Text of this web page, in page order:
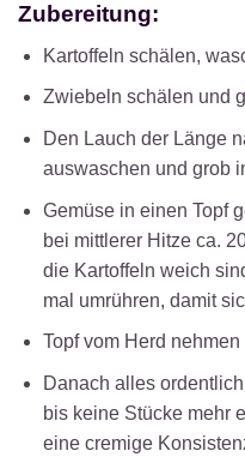
Zubereitung:
Kartoffeln schälen,
Zwiebeln schälen und
Den Lauch der Länge
auswaschen und grob
Gemüse in einen Topf
bei mittlerer Hitze ca.
die Kartoffeln weich
mal umrühren, damit
Topf vom Herd
Danach alles
bis keine Stücke mehr
eine cremige